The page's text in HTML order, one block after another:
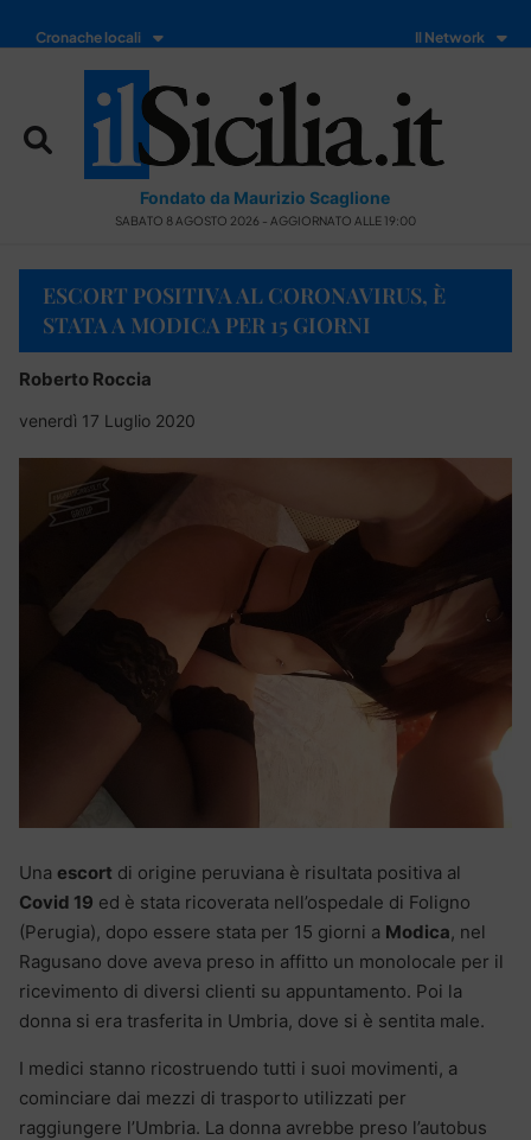
Cronache locali Il Network
Fondato da Maurizio Scaglione
SABATO 8 AGOSTO 2026 - AGGIORNATO ALLE 19:00
ESCORT POSITIVA AL CORONAVIRUS, È
STATA A MODICA PER 15 GIORNI
Roberto Roccia
venerdì 17 Luglio 2020
Una escort di origine peruviana è risultata positiva al
Covid 19 ed è stata ricoverata nell’ospedale di Foligno
(Perugia), dopo essere stata per 15 giorni a Modica, nel
Ragusano dove aveva preso in affitto un monolocale per il
ricevimento di diversi clienti su appuntamento. Poi la
donna si era trasferita in Umbria, dove si è sentita male.
I medici stanno ricostruendo tutti i suoi movimenti, a
cominciare dai mezzi di trasporto utilizzati per
raggiungere l’Umbria. La donna avrebbe preso l’autobus